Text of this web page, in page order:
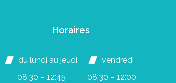
Horaires
du lundi au jeudi
08:30 – 12:45
vendredi
08:30 – 12:00